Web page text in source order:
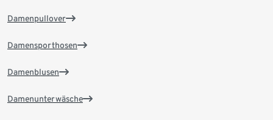
Damenpullover
Damensporthosen
Damenblusen
Damenunterwäsche